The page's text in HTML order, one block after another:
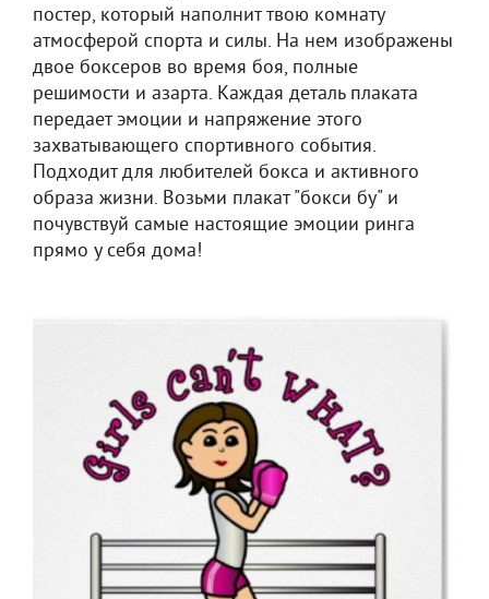
постер, который наполнит твою комнату
атмосферой спорта и силы. На нем изображены
двое боксеров во время боя, полные
решимости и азарта. Каждая деталь плаката
передает эмоции и напряжение этого
захватывающего спортивного события.
Подходит для любителей бокса и активного
образа жизни. Возьми плакат "бокси бу" и
почувствуй самые настоящие эмоции ринга
прямо у себя дома!